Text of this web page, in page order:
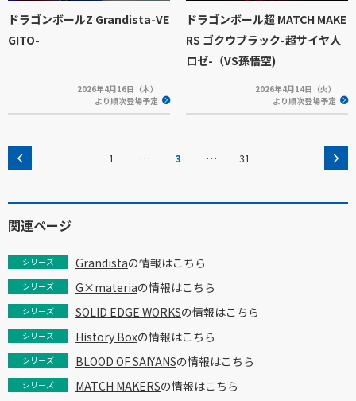
ドラゴンボールZ Grandista-VE
GITO-
2026年4月16日（木）
より順次登場予定
ドラゴンボール超 MATCH MAKE
RS ゴクウブラック-超サイヤ人
ロゼ-（VS孫悟空)
2026年4月14日（火）
より順次登場予定
1 … 3 … 31
関連ページ
シリーズ Grandistaの情報はこちら
シリーズ G×materiaの情報はこちら
シリーズ SOLID EDGE WORKSの情報はこちら
シリーズ History Boxの情報はこちら
シリーズ BLOOD OF SAIYANSの情報はこちら
シリーズ MATCH MAKERSの情報はこちら